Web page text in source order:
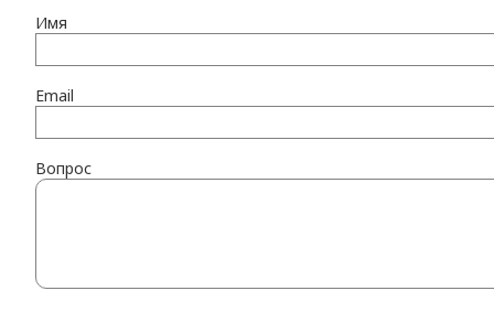
Имя
Email
Вопрос